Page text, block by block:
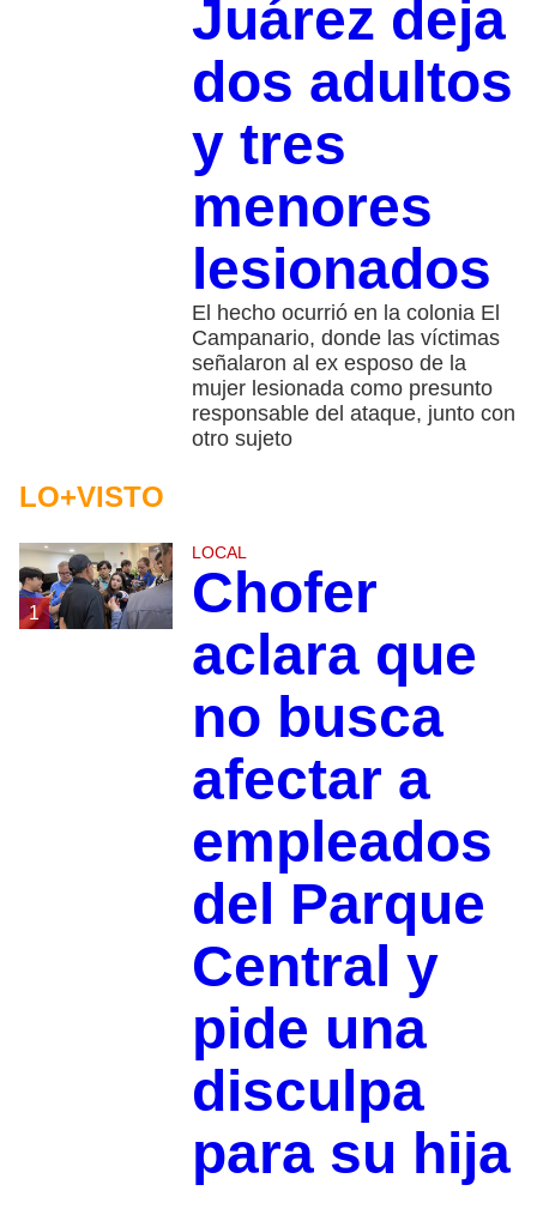
Juárez deja
dos adultos
y tres
menores
lesionados
El hecho ocurrió en la colonia El
Campanario, donde las víctimas
señalaron al ex esposo de la
mujer lesionada como presunto
responsable del ataque, junto con
otro sujeto
LO+VISTO
1
LOCAL
Chofer
aclara que
no busca
afectar a
empleados
del Parque
Central y
pide una
disculpa
para su hija